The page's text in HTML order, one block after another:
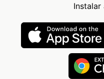
Instalar